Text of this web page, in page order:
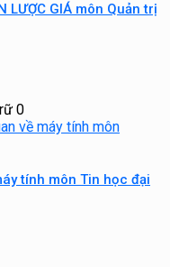
LƯỢC GIÁ môn Quản trị
0
tính môn Tin học đại